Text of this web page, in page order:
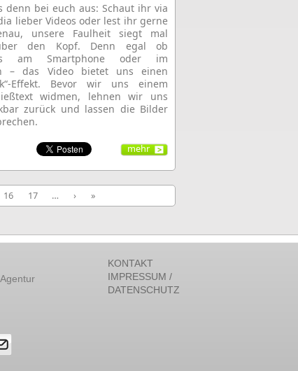
denn bei euch aus: Schaut ihr via
lieber Videos oder lest ihr gerne
unsere Faulheit siegt mal
den Kopf. Denn egal ob
am Smartphone oder im
­­– das Video bietet uns einen
Effekt. Bevor wir uns einem
widmen, lehnen wir uns
zurück und lassen die Bilder
mehr
16 17 … › »
KONTAKT
IMPRESSUM /
DATENSCHUTZ